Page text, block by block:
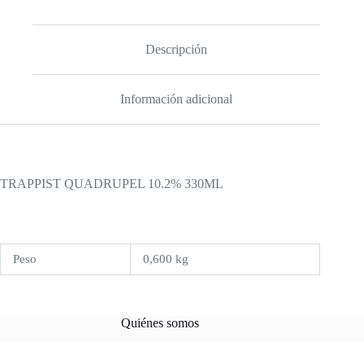
Descripción
Información adicional
TRAPPIST QUADRUPEL 10.2% 330ML
Peso 0,600 kg
Quiénes somos